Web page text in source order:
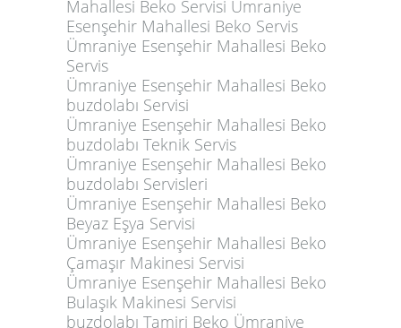
Ümraniye Esenşehir Mahallesi Beko
Servis
Ümraniye Esenşehir Mahallesi Beko
buzdolabı Servisi
Ümraniye Esenşehir Mahallesi Beko
buzdolabı Teknik Servis
Ümraniye Esenşehir Mahallesi Beko
buzdolabı Servisleri
Ümraniye Esenşehir Mahallesi Beko
Beyaz Eşya Servisi
Ümraniye Esenşehir Mahallesi Beko
Çamaşır Makinesi Servisi
Ümraniye Esenşehir Mahallesi Beko
Bulaşık Makinesi Servisi
buzdolabı Tamiri Beko Ümraniye